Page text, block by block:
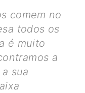
comem no
todos os
é muito
a
sua